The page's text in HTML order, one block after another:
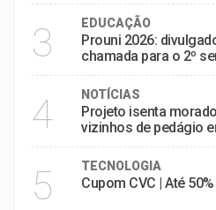
3 EDUCAÇÃO
Prouni 2026:
chamada para o 2º
4 NOTÍCIAS
Projeto isenta
vizinhos de pedágio
5 TECNOLOGIA
Cupom CVC | Até